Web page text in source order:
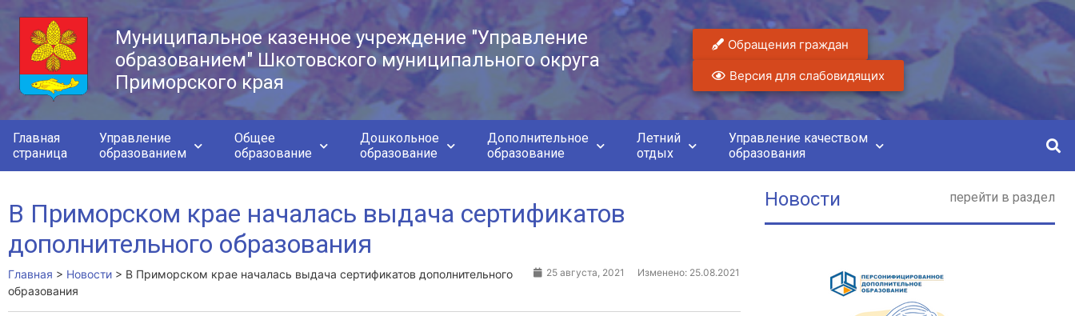
Муниципальное казенное учреждение "Управление
образованием" Шкотовского муниципального округа
Приморского края
Обращения граждан
Версия для слабовидящих
Главная
страница
Управление
образованием
Общее
образование
Дошкольное
образование
Дополнительное
образование
Летний
отдых
Управление качеством
образования
В Приморском крае началась выдача сертификатов
дополнительного образования
Главная > Новости > В Приморском крае началась выдача сертификатов дополнительного
образования
25 августа, 2021 Изменено: 25.08.2021
Новости перейти в раздел